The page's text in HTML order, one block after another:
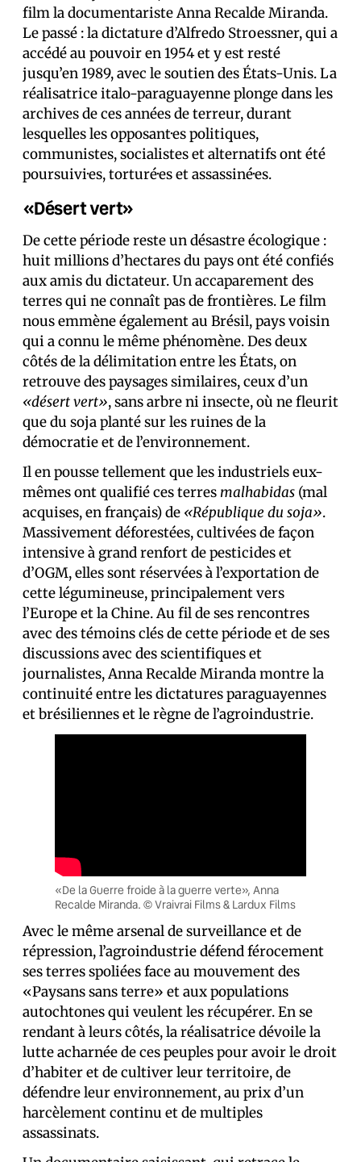
film la documentariste Anna Recalde Miranda.
Le passé : la dictature d’Alfredo Stroessner, qui a
accédé au pouvoir en 1954 et y est resté
jusqu’en 1989, avec le soutien des États-Unis. La
réalisatrice italo-paraguayenne plonge dans les
archives de ces années de terreur, durant
lesquelles les opposant·es politiques,
communistes, socialistes et alternatifs ont été
poursuivi·es, torturé·es et assassiné·es.
«Désert vert»
De cette période reste un désastre écologique :
huit millions d’hectares du pays ont été confiés
aux amis du dictateur. Un accaparement des
terres qui ne connaît pas de frontières. Le film
nous emmène également au Brésil, pays voisin
qui a connu le même phénomène. Des deux
côtés de la délimitation entre les États, on
retrouve des paysages similaires, ceux d’un
«désert vert», sans arbre ni insecte, où ne fleurit
que du soja planté sur les ruines de la
démocratie et de l’environnement.
Il en pousse tellement que les industriels eux-
mêmes ont qualifié ces terres malhabidas (mal
acquises, en français) de «République du soja».
Massivement déforestées, cultivées de façon
intensive à grand renfort de pesticides et
d’OGM, elles sont réservées à l’exportation de
cette légumineuse, principalement vers
l’Europe et la Chine. Au fil de ses rencontres
avec des témoins clés de cette période et de ses
discussions avec des scientifiques et
journalistes, Anna Recalde Miranda montre la
continuité entre les dictatures paraguayennes
et brésiliennes et le règne de l’agroindustrie.
«De la Guerre froide à la guerre verte», Anna
Recalde Miranda. © Vraivrai Films & Lardux Films
Avec le même arsenal de surveillance et de
répression, l’agroindustrie défend férocement
ses terres spoliées face au mouvement des
«Paysans sans terre» et aux populations
autochtones qui veulent les récupérer. En se
rendant à leurs côtés, la réalisatrice dévoile la
lutte acharnée de ces peuples pour avoir le droit
d’habiter et de cultiver leur territoire, de
défendre leur environnement, au prix d’un
harcèlement continu et de multiples
assassinats.